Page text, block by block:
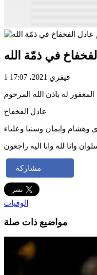
في ذمّة الله
1 فيفري 2021، 17:07
المغفور له باذن الله المرحوم
عادل الفخفاخ
وهشام وايمان وسنيا وعلياء
مشاركة
الوفيات
مواضيع ذات صلة